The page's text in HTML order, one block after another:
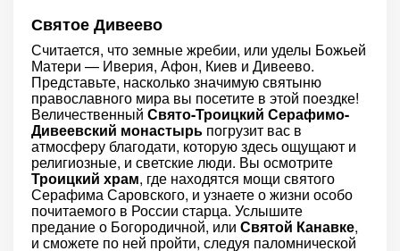
Святое Дивеево
Считается, что земные жребии, или уделы Божьей
Матери — Иверия, Афон, Киев и Дивеево.
Представьте, насколько значимую святыню
православного мира вы посетите в этой поездке!
Величественный Свято-Троицкий Серафимо-
Дивеевский монастырь погрузит вас в
атмосферу благодати, которую здесь ощущают и
религиозные, и светские люди. Вы осмотрите
Троицкий храм, где находятся мощи святого
Серафима Саровского, и узнаете о жизни особо
почитаемого в России старца. Услышите
предание о Богородичной, или Святой Канавке,
и сможете по ней пройти, следуя паломнической